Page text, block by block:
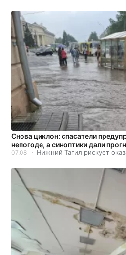
Снова циклон: спасатели
непогоде, а синоптики дали
07.08 Нижний Тагил рискует